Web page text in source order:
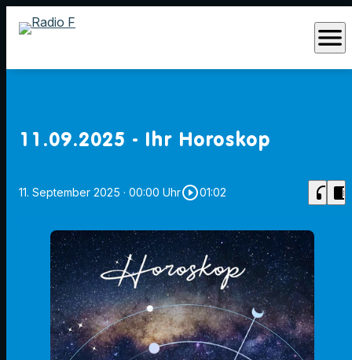
menu
11.09.2025 - Ihr Horoskop
11. September 2025 · 00:00 Uhrplay_circle_outline01:02 headphones chrome_reader_mode